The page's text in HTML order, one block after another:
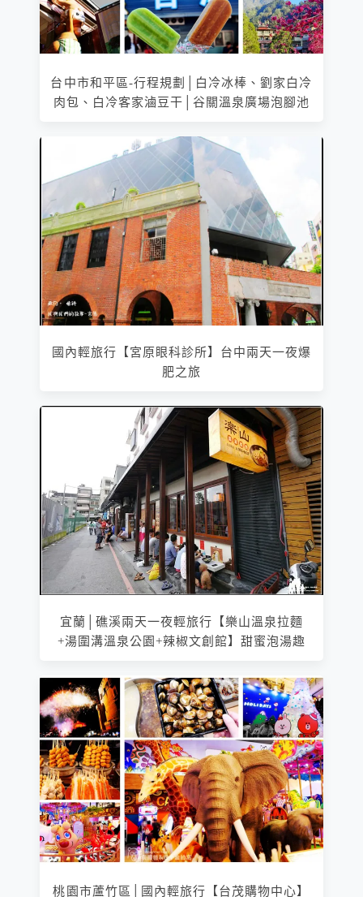
台中市和平區-行程規劃│白冷冰棒、劉家白冷
肉包、白冷客家滷豆干│谷關溫泉廣場泡腳池
國內輕旅行【宮原眼科診所】台中兩天一夜爆
肥之旅
宜蘭│礁溪兩天一夜輕旅行【樂山溫泉拉麵
+湯圍溝溫泉公園+辣椒文創館】甜蜜泡湯趣
桃園市蘆竹區│國內輕旅行【台茂購物中心】